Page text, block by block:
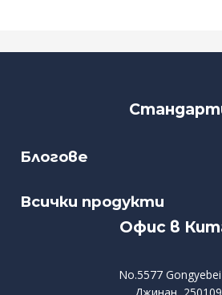
Блогове
Всички продукти
Офис в
No.5577 Gongyebei